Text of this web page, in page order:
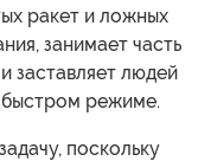
ракет и ложных
занимает часть
заставляет людей
режиме.
поскольку